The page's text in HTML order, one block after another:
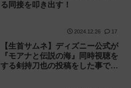
る同接を叩き出す！
2024.12.26 17
【生首サムネ】ディズニー公式が
『モアナと伝説の海』同時視聴を
する剣持刀也の投稿をした事で荒